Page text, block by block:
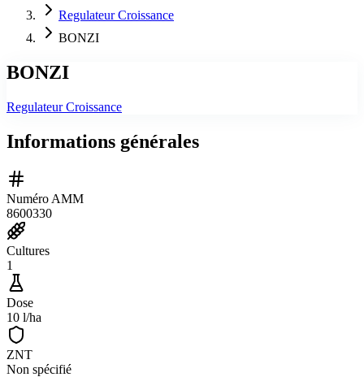
Regulateur Croissance
BONZI
BONZI
Regulateur Croissance
Informations générales
Numéro AMM
8600330
Cultures
1
Dose
10 l/ha
ZNT
Non spécifié